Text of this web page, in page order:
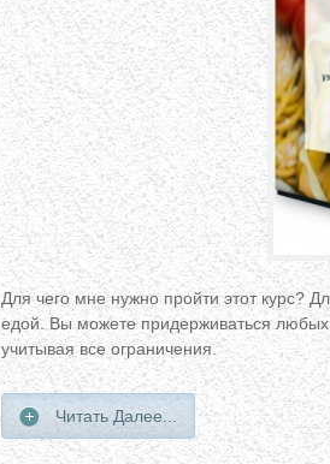
Для чего мне нужно пройти этот курс?
едой. Вы можете придерживаться
учитывая все ограничения.
Читать Далее...